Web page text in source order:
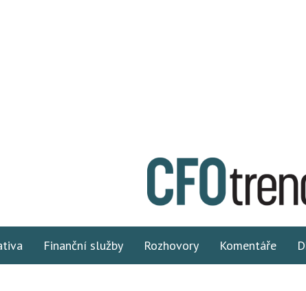
Finanční služby Rozhovory Komentáře